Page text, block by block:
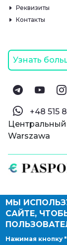
© Паспорт
Политика
Оферта и
Правовые
Реквизиты
Контакты
Узнать
‪+48 515
Центральный
Warszawa
МЫ
САЙТЕ,
Нажимая кнопку